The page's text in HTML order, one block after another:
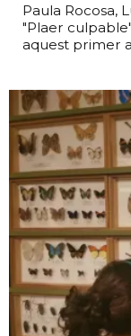
Paula Rocosa,
"Plaer
aquest primer